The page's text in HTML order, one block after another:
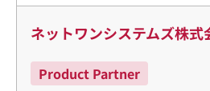
ネットワンシステムズ株式
Product Partner